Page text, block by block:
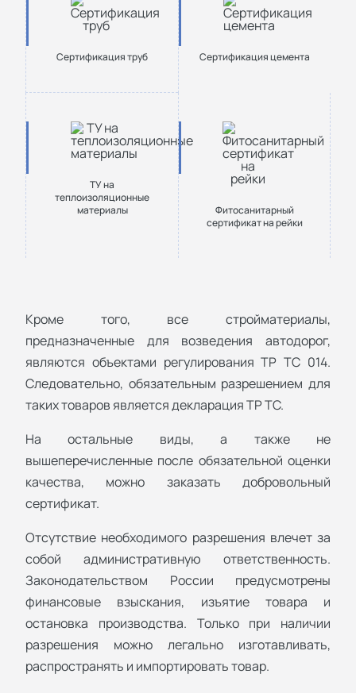
Сертификация труб Сертификация цемента
ТУ на
теплоизоляционные
материалы
Фитосанитарный
сертификат на рейки
Кроме того, все стройматериалы,
предназначенные для возведения автодорог,
являются объектами регулирования ТР ТС 014.
Следовательно, обязательным разрешением для
таких товаров является декларация ТР ТС.
На остальные виды, а также не
вышеперечисленные после обязательной оценки
качества, можно заказать добровольный
сертификат.
Отсутствие необходимого разрешения влечет за
собой административную ответственность.
Законодательством России предусмотрены
финансовые взыскания, изъятие товара и
остановка производства. Только при наличии
разрешения можно легально изготавливать,
распространять и импортировать товар.